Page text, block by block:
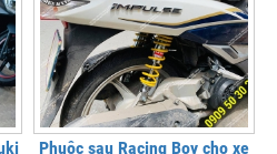
Phuộc sau Racing Boy cho xe